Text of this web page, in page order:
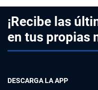
¡Recibe las
en tus propias
DESCARGA LA APP